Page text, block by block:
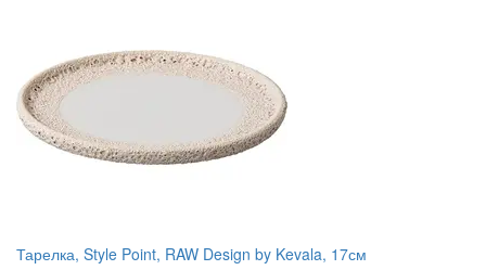
Тарелка, Style Point, RAW Design by Kevala, 17см